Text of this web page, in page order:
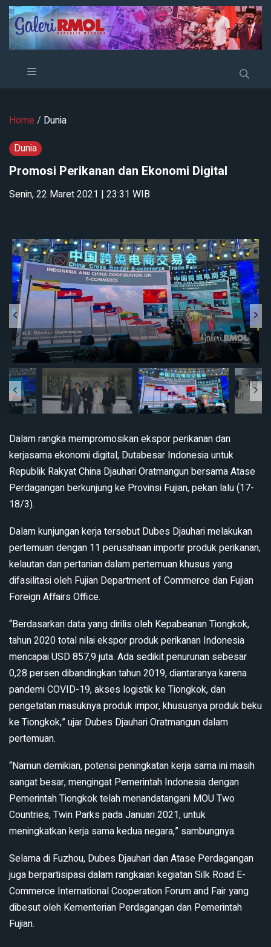
Home / Dunia
Dunia
Promosi Perikanan dan Ekonomi Digital
Senin, 22 Maret 2021 | 23:31 WIB
Dalam rangka mempromosikan ekspor perikanan dan
kerjasama ekonomi digital, Dutabesar Indonesia untuk
Republik Rakyat China Djauhari Oratmangun bersama Atase
Perdagangan berkunjung ke Provinsi Fujian, pekan lalu (17-
18/3).
Dalam kunjungan kerja tersebut Dubes Djauhari melakukan
pertemuan dengan 11 perusahaan importir produk perikanan,
kelautan dan pertanian dalam pertemuan khusus yang
difasilitasi oleh Fujian Department of Commerce dan Fujian
Foreign Affairs Office.
“Berdasarkan data yang dirilis oleh Kepabeanan Tiongkok,
tahun 2020 total nilai ekspor produk perikanan Indonesia
mencapai USD 857,9 juta. Ada sedikit penurunan sebesar
0,28 persen dibandingkan tahun 2019, diantaranya karena
pandemi COVID-19, akses logistik ke Tiongkok, dan
pengetatan masuknya produk impor, khususnya produk beku
ke Tiongkok,” ujar Dubes Djauhari Oratmangun dalam
pertemuan.
“Namun demikian, potensi peningkatan kerja sama ini masih
sangat besar, mengingat Pemerintah Indonesia dengan
Pemerintah Tiongkok telah menandatangani MOU Two
Countries, Twin Parks pada Januari 2021, untuk
meningkatkan kerja sama kedua negara,” sambungnya.
Selama di Fuzhou, Dubes Djauhari dan Atase Perdagangan
juga berpartisipasi dalam rangkaian kegiatan Silk Road E-
Commerce International Cooperation Forum and Fair yang
dibesut oleh Kementerian Perdagangan dan Pemerintah
Fujian.